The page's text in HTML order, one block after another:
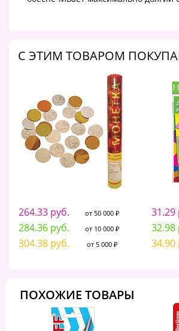
C ЭТИМ ТОВАРОМ
264.33 руб. от 50 000 ₽
284.36 руб. от 10 000 ₽
304.38 руб. от 5 000 ₽
31.29
32.98
34.90
ПОХОЖИЕ ТОВАРЫ